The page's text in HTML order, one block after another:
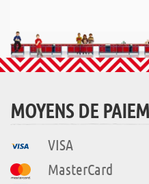
MOYENS DE
VISA
MasterCard